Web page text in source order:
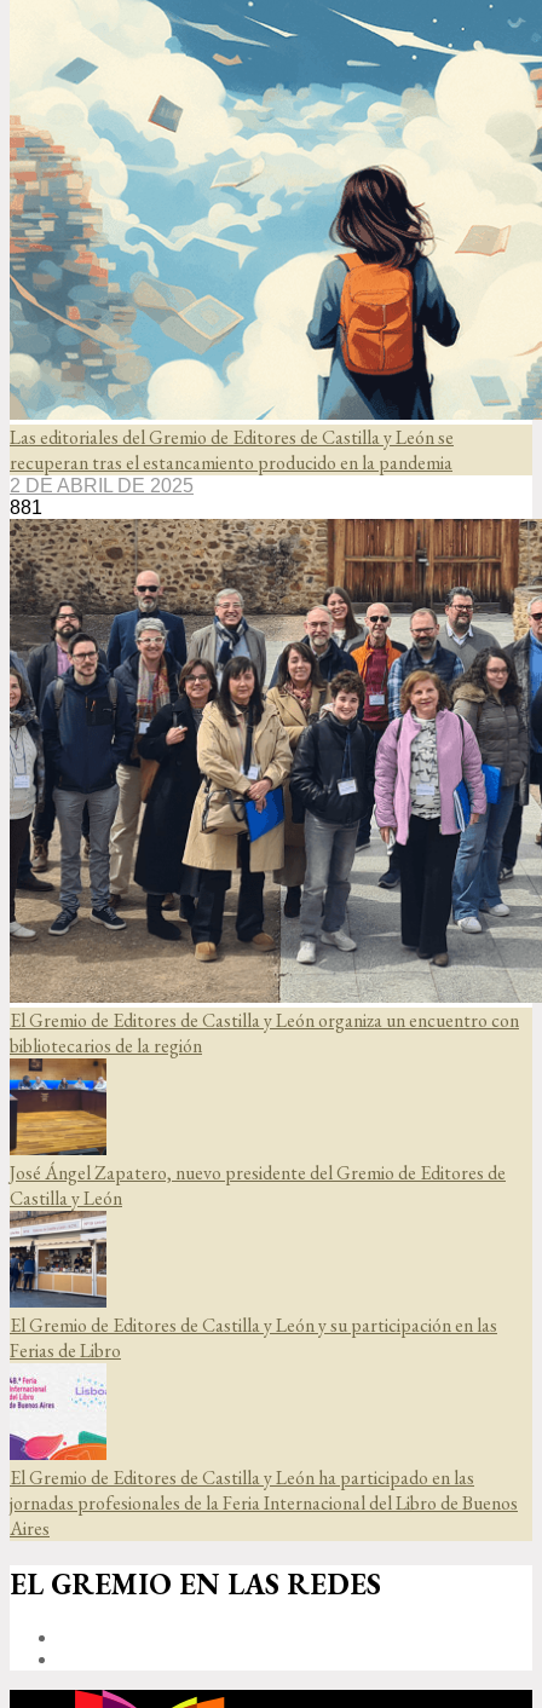
Las editoriales del Gremio de Editores de Castilla y León se
recuperan tras el estancamiento producido en la pandemia
2 DE ABRIL DE 2025
881
El Gremio de Editores de Castilla y León organiza un encuentro con
bibliotecarios de la región
José Ángel Zapatero, nuevo presidente del Gremio de Editores de
Castilla y León
El Gremio de Editores de Castilla y León y su participación en las
Ferias de Libro
El Gremio de Editores de Castilla y León ha participado en las
jornadas profesionales de la Feria Internacional del Libro de Buenos
Aires
EL GREMIO EN LAS REDES